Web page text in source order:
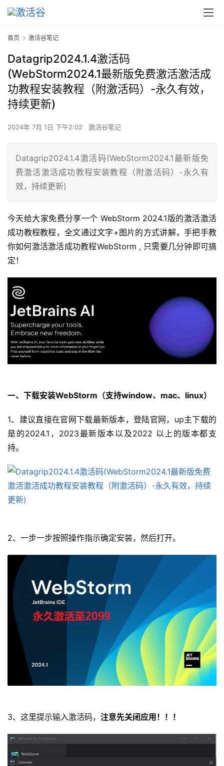
首页 激活谷笔记
Datagrip2024.1.4激活码
(WebStorm2024.1最新版免费激活激活成
功教程安装教程（附激活码）-永久有效，
持续更新)
2024年 7月 1日 下午2:02 激活谷笔记
Datagrip2024.1.4激活码(WebStorm2024.1最新版免
费激活激活成功教程安装教程（附激活码）-永久有
效，持续更新)
今天给大家免费分享一个 WebStorm 2024.1版的激活激活
成功教程教程，全文通过文字+图片的方式讲解，手把手教
你如何激活激活成功教程WebStorm , 只需要几分钟即可搞
定！
一、下载安装WebStorm （支持window、mac、linux）
1、建议直接在官网下载最新版本，登陆官网，up主下载的
是的2024.1，2023最新版本以及2022 以上的版本都支
持。
2、一步一步按照操作指示确定安装，然后打开。
3、这里提示输入激活码， 注意先关闭应用！！！